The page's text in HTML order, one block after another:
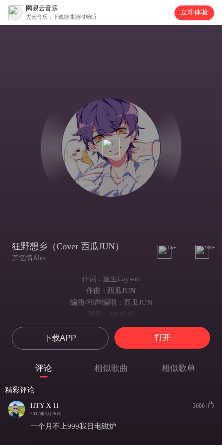
网易云音乐
去云音乐，下载歌曲随时畅听
立即体验
狂野想乡（Cover 西瓜JUN）
萧忆情Alex
1w+ 999+
作词 : 逸生Laywer
作曲 : 西瓜JUN
编曲/和声编唱：西瓜JUN
混音：Mr.曾经
昨夜的谁躲进了梦 随着风
追上那狂野的弧度 叠叠重
岁月的愁剩酒一壶 醉了秋
聆听你轻声的悠扬 小村庄
流水流过了几个趟 一座座桥梁
下载APP 打开
评论 相似歌曲 相似歌单
精彩评论
HTY-X-H
2017年4月26日
3606
一个月不上999我日电磁炉